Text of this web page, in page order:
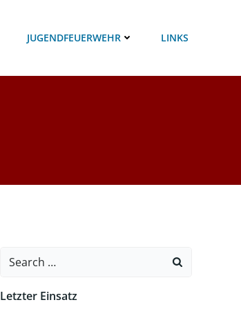
JUGENDFEUERWEHR LINKS
Search
Letzter Einsatz